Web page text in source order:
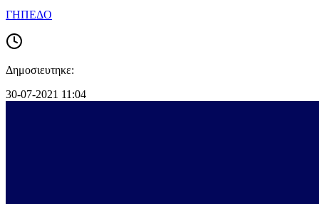
ΓΗΠΕΔΟ
Δημοσιευτηκε:
30-07-2021 11:04